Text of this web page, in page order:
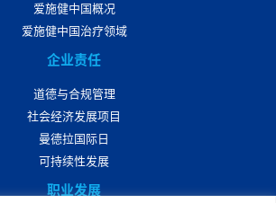
爱施健中国概况
爱施健中国治疗领域
企业责任
道德与合规管理
社会经济发展项目
曼德拉国际日
可持续性发展
职业发展